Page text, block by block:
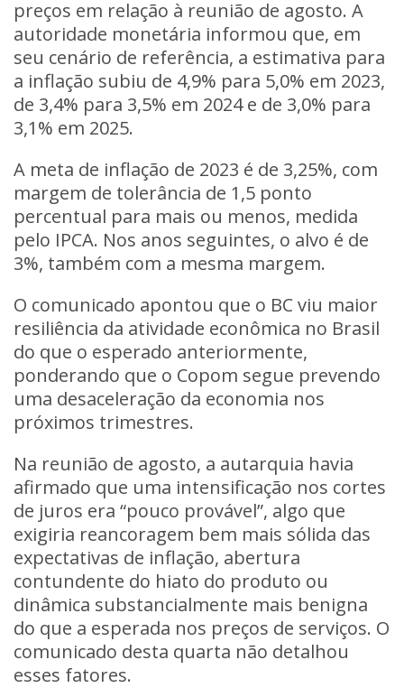
preços em relação à reunião de agosto. A
autoridade monetária informou que, em
seu cenário de referência, a estimativa para
a inflação subiu de 4,9% para 5,0% em 2023,
de 3,4% para 3,5% em 2024 e de 3,0% para
3,1% em 2025.
A meta de inflação de 2023 é de 3,25%, com
margem de tolerância de 1,5 ponto
percentual para mais ou menos, medida
pelo IPCA. Nos anos seguintes, o alvo é de
3%, também com a mesma margem.
O comunicado apontou que o BC viu maior
resiliência da atividade econômica no Brasil
do que o esperado anteriormente,
ponderando que o Copom segue prevendo
uma desaceleração da economia nos
próximos trimestres.
Na reunião de agosto, a autarquia havia
afirmado que uma intensificação nos cortes
de juros era “pouco provável”, algo que
exigiria reancoragem bem mais sólida das
expectativas de inflação, abertura
contundente do hiato do produto ou
dinâmica substancialmente mais benigna
do que a esperada nos preços de serviços. O
comunicado desta quarta não detalhou
esses fatores.